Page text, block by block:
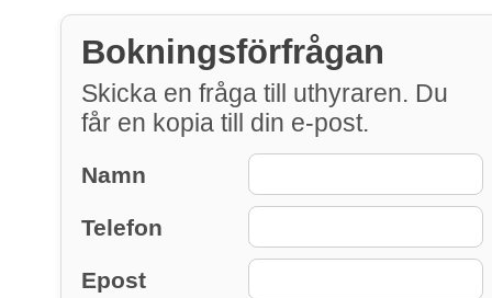
Bokningsförfrågan
Skicka en fråga till uthyraren. Du
får en kopia till din e-post.
Namn
Telefon
Epost